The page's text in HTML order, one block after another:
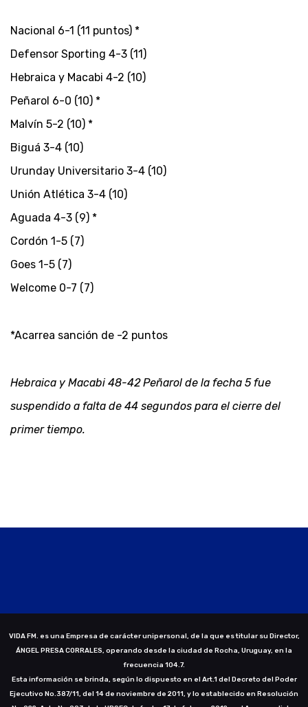
Nacional 6-1 (11 puntos) *
Defensor Sporting 4-3 (11)
Hebraica y Macabi 4-2 (10)
Peñarol 6-0 (10) *
Malvín 5-2 (10) *
Biguá 3-4 (10)
Urunday Universitario 3-4 (10)
Unión Atlética 3-4 (10)
Aguada 4-3 (9) *
Cordón 1-5 (7)
Goes 1-5 (7)
Welcome 0-7 (7)
*Acarrea sanción de -2 puntos
Hebraica y Macabi 48-42 Peñarol de la fecha 5 fue
suspendido a falta de 44 segundos para el cierre del
primer tiempo.
VIDA FM. es una Empresa de carácter unipersonal, de la que es titular su Director,
ÁNGEL PRESA CORRALES, operando desde la ciudad de Rocha, Uruguay, en la
frecuencia 104.7.
Esta información se brinda, según lo dispuesto en el Art.1 del Decreto del Poder
Ejecutivo No.387/11, del 14 de noviembre de 2011, y lo establecido en Resolución